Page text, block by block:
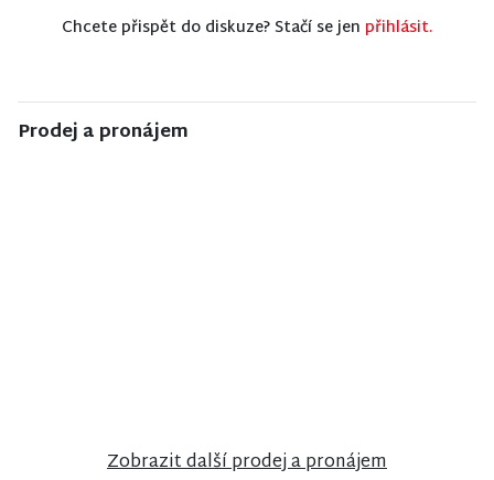
Chcete přispět do diskuze? Stačí se jen přihlásit.
Prodej a pronájem
Zobrazit další prodej a pronájem